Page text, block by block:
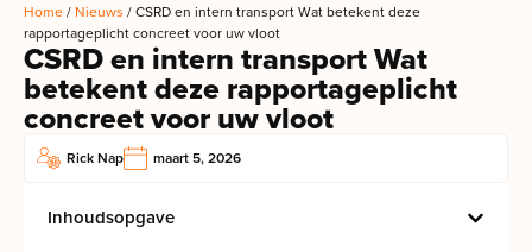
Home/ Nieuws / CSRD en intern transport Wat betekent deze
rapportageplicht concreet voor uw vloot
CSRD en intern transport Wat
betekent deze rapportageplicht
concreet voor uw vloot
Rick Nap maart 5, 2026
Inhoudsopgave